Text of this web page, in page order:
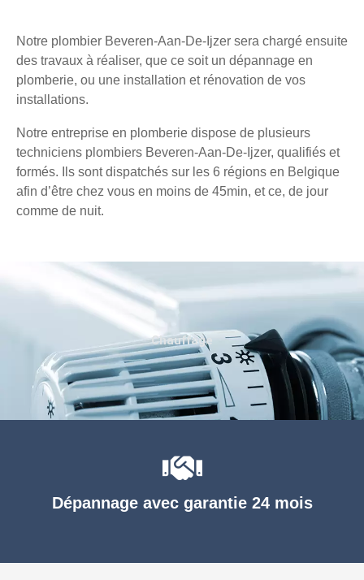
Notre plombier Beveren-Aan-De-Ijzer sera chargé ensuite
des travaux à réaliser, que ce soit un dépannage en
plomberie, ou une installation et rénovation de vos
installations.
Notre entreprise en plomberie dispose de plusieurs
techniciens plombiers Beveren-Aan-De-Ijzer, qualifiés et
formés. Ils sont dispatchés sur les 6 régions en Belgique
afin d’être chez vous en moins de 45min, et ce, de jour
comme de nuit.
Dépannage avec garantie 24 mois
Chauffage